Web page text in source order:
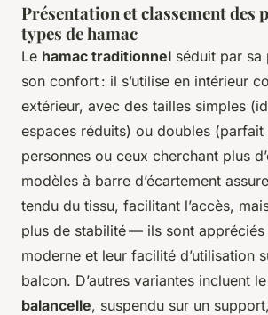
Présentation et classement des
types de hamac
Le hamac traditionnel séduit par sa
son confort : il s’utilise en intérieur
extérieur, avec des tailles simples
espaces réduits) ou doubles (parfait
personnes ou ceux cherchant plus
modèles à barre d’écartement
tendu du tissu, facilitant l’accès,
plus de stabilité — ils sont
moderne et leur facilité d’utilisation
balcon. D’autres variantes incluent le
balancelle, suspendu sur un